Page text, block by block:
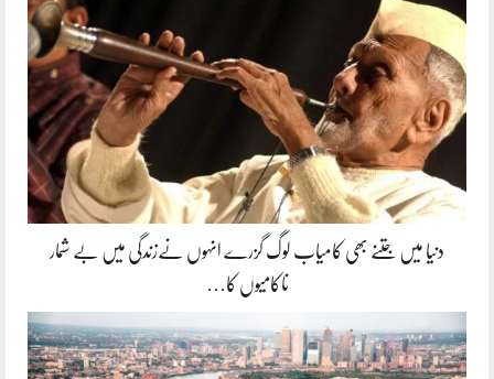
دنیا میں جتنے بھی کامیاب لوگ گزرے انہوں نےزندگی میں بے شمار
ناکامیوں کا…